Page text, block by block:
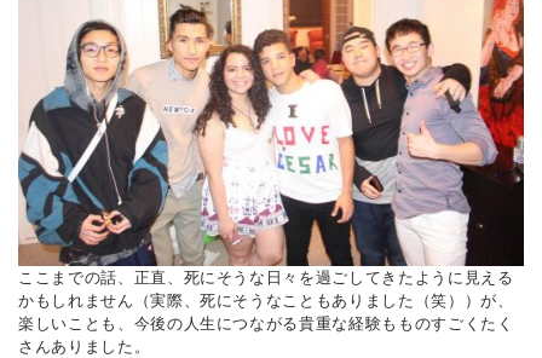
ここまでの話、正直、死にそうな日々を過ごしてきたように見える
かもしれません（実際、死にそうなこともありました（笑））が、
楽しいことも、今後の人生につながる貴重な経験もものすごくたく
さんありました。